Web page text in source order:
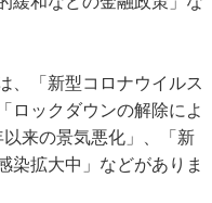
、「新型コロナウイルス
ロックダウンの解除によ
来の景気悪化」、「新
染拡大中」などがありま